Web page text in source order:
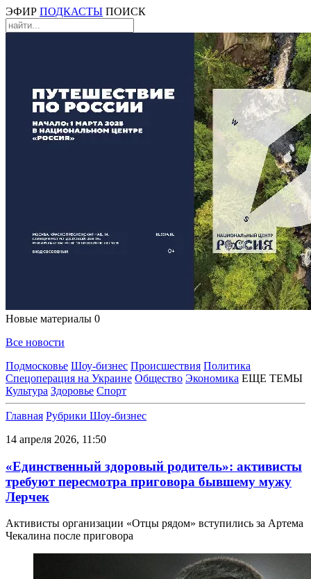
ЭФИР ПОДКАСТЫ ПОИСК
Новые материалы 0
Все новости
Подмосковье Шоу-бизнес Происшествия Политика
Спецоперация на Украине Общество Экономика ЕЩЕ ТЕМЫ
Культура Здоровье Спорт
Главная Рубрики Шоу-бизнес
14 апреля 2026, 11:50
«Единственный здоровый родитель»: активисты
требуют пересмотра приговора бывшему мужу
Лерчек
Активисты организации «Отцы рядом» вступились за Артема
Чекалина после приговора